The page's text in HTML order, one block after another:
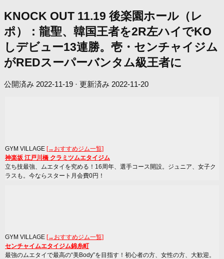
KNOCK OUT 11.19 後楽園ホール（レ
ポ）：龍聖、韓国王者を2R左ハイでKO
しデビュー13連勝。壱・センチャイジム
がREDスーパーバンタム級王者に
公開済み 2022-11-19 · 更新済み 2022-11-20
GYM VILLAGE [→おすすめジム一覧]
神楽坂 江戸川橋 クラミツムエタイジム
立ち技最強、ムエタイを究める！16周年、選手コース開設。ジュニア、女子ク
ラスも。今ならスタート月会費0円！
GYM VILLAGE [→おすすめジム一覧]
センチャイムエタイジム錦糸町
最強のムエタイで最高の“美Body”を目指す！初心者の方、女性の方、大歓迎。